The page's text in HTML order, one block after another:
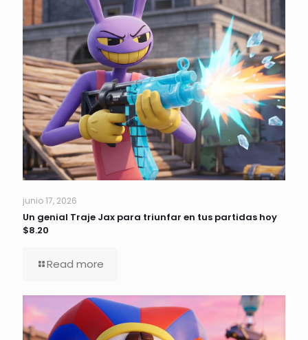
junio 17, 2026
Un genial Traje Jax para triunfar en tus partidas hoy
$8.20
Read more